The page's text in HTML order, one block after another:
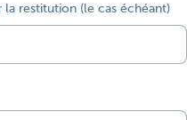
restitution (le cas échéant)